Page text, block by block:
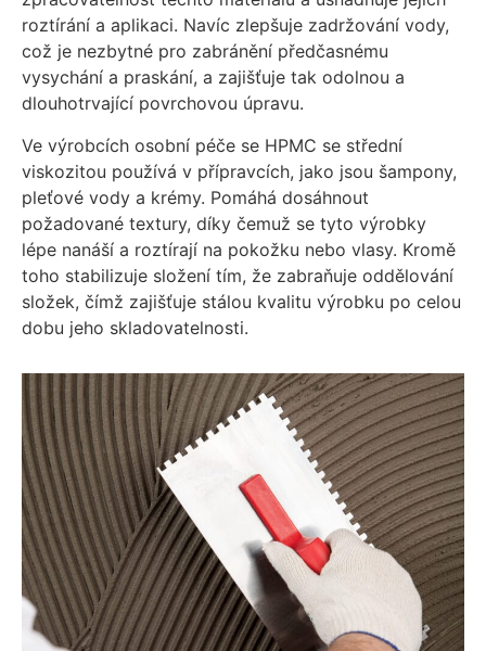
roztírání a aplikaci. Navíc zlepšuje zadržování vody,
což je nezbytné pro zabránění předčasnému
vysychání a praskání, a zajišťuje tak odolnou a
dlouhotrvající povrchovou úpravu.
Ve výrobcích osobní péče se HPMC se střední
viskozitou používá v přípravcích, jako jsou šampony,
pleťové vody a krémy. Pomáhá dosáhnout
požadované textury, díky čemuž se tyto výrobky
lépe nanáší a roztírají na pokožku nebo vlasy. Kromě
toho stabilizuje složení tím, že zabraňuje oddělování
složek, čímž zajišťuje stálou kvalitu výrobku po celou
dobu jeho skladovatelnosti.